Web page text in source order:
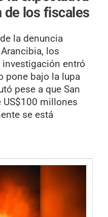
de los fiscales
la denuncia
los
entró
pone bajo la lupa
pese a que San
millones
se está